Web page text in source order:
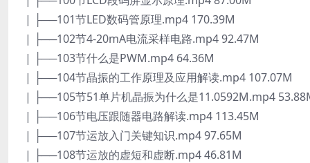
| ├──101节LED数码管原理.mp4 170.39M
| ├──102节4-20mA电流采样电路.mp4 92.47M
| ├──103节什么是PWM.mp4 64.36M
| ├──104节晶振的工作原理及应用解读.mp4 107.07M
| ├──105节51单片机晶振为什么是11.0592M.mp4
| ├──106节电压跟随器电路解读.mp4 113.45M
| ├──107节运放入门关键知识.mp4 97.65M
| ├──108节运放的虚短和虚断.mp4 46.81M